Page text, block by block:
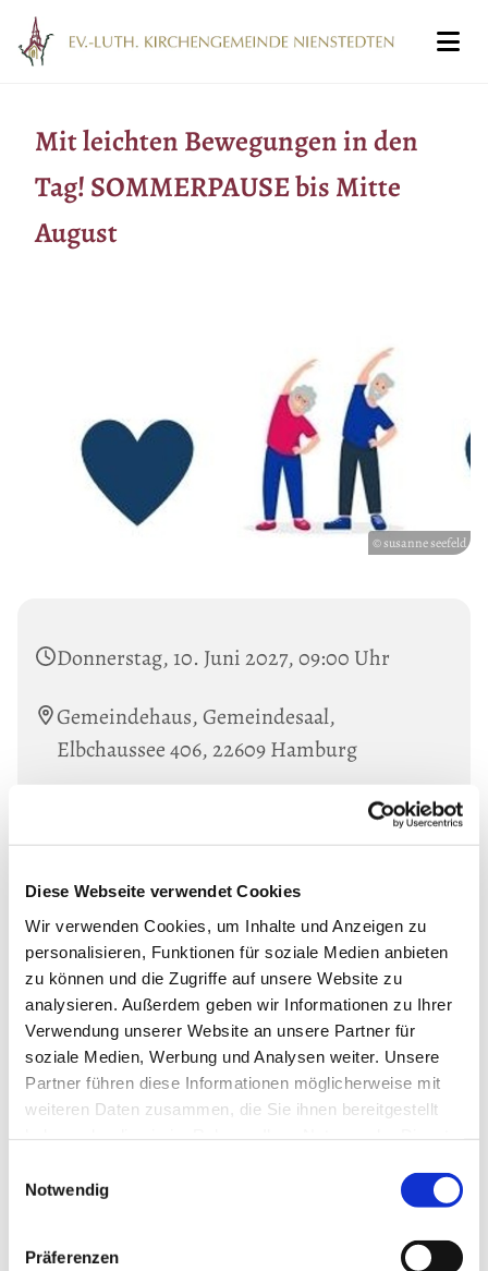
Diese Webseite verwendet Cookies
Wir verwenden Cookies, um Inhalte und Anzeigen zu
personalisieren, Funktionen für soziale Medien anbieten
zu können und die Zugriffe auf unsere Website zu
analysieren. Außerdem geben wir Informationen zu Ihrer
Verwendung unserer Website an unsere Partner für
soziale Medien, Werbung und Analysen weiter. Unsere
Partner führen diese Informationen möglicherweise mit
weiteren Daten zusammen, die Sie ihnen bereitgestellt
Notwendig
Präferenzen
Mit leichten Bewegungen in den
Tag! SOMMERPAUSE bis Mitte
August
© susanne seefeld
Donnerstag, 10. Juni 2027, 09:00 Uhr
Gemeindehaus, Gemeindesaal,
Elbchaussee 406, 22609 Hamburg
Mit Aya Kaddoura und Susanne Seefeldt.
Informationen unter: Tel. 38019847